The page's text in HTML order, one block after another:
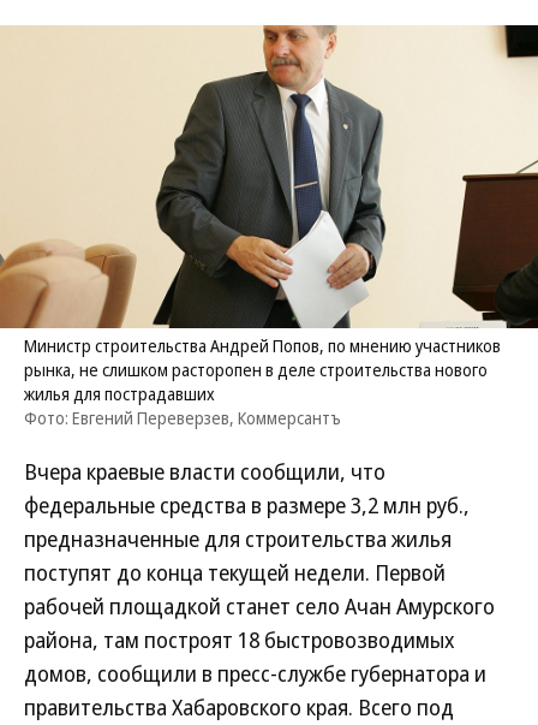
Министр строительства Андрей Попов, по мнению участников
рынка, не слишком расторопен в деле строительства нового
жилья для пострадавших
Фото: Евгений Переверзев, Коммерсантъ
Вчера краевые власти сообщили, что
федеральные средства в размере 3,2 млн руб.,
предназначенные для строительства жилья
поступят до конца текущей недели. Первой
рабочей площадкой станет село Ачан Амурского
района, там построят 18 быстровозводимых
домов, сообщили в пресс-службе губернатора и
правительства Хабаровского края. Всего под